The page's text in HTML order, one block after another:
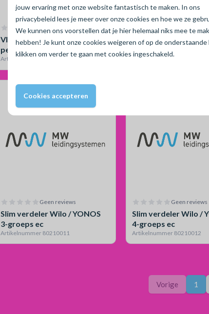
jouw ervaring met onze website fantastisch te maken. In ons
privacybeleid lees je meer over onze cookies en hoe we ze
We kunnen ons voorstellen dat je hier helemaal niks mee te
hebben! Je kunt onze cookies weigeren of op de onderstaande
klikken om verder te gaan met cookies ingeschakeld.
Cookies accepteren
Vloerverwarmingsbuis 20x2
pe-rt, 5-laags / L=600
Artikelnummer 802100029
Geen reviews
pe-rt, 5-laags / L=600
Artikelnummer 80210003
Geen reviews
Slim verdeler Wilo / YONOS
3-groeps ec
Artikelnummer 80210011
Geen reviews
Slim verdeler Wilo /
4-groeps ec
Artikelnummer 80210012
Vorige
Pagina 1